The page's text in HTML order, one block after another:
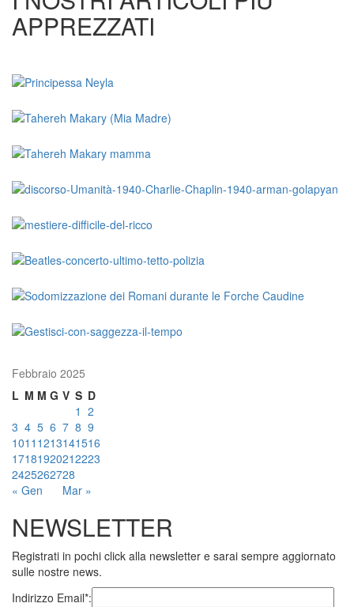
APPREZZATI
Febbraio 2025
L M M G V S D
« Gen Mar »
1 2
3 4 5 6 7 8 9
1011 1213141516
17181920212223
2425262728
NEWSLETTER
Registrati in pochi click alla newsletter e sarai sempre aggiornato
sulle nostre news.
Indirizzo Email*: